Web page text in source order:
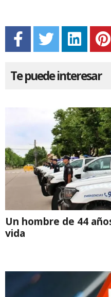
Te puede interesar
Un hombre de 44
vida